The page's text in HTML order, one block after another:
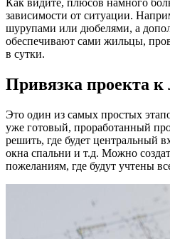
Как видите, плюсов намного
зависимости от ситуации.
шурупами или дюбелями, а
обеспечивают сами жильцы,
в сутки.
Привязка проекта
Это один из самых простых
уже готовый, проработанный
решить, где будет центральный
окна спальни и т.д. Можно
пожеланиям, где будут учтены